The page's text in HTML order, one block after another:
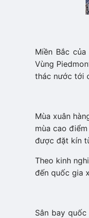
Miền Bắc
Vùng
thác nước tới
Mùa xuân
mùa cao
được đặt kín
Theo kinh
đến quốc gia
Sân bay